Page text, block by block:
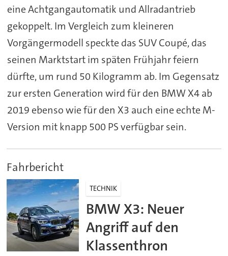
eine Achtgangautomatik und Allradantrieb
gekoppelt. Im Vergleich zum kleineren
Vorgängermodell speckte das SUV Coupé, das
seinen Marktstart im späten Frühjahr feiern
dürfte, um rund 50 Kilogramm ab. Im Gegensatz
zur ersten Generation wird für den BMW X4 ab
2019 ebenso wie für den X3 auch eine echte M-
Version mit knapp 500 PS verfügbar sein.
Fahrbericht
TECHNIK
BMW X3: Neuer
Angriff auf den
Klassenthron